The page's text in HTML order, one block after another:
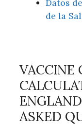
Datos
de la
VACCINE
ASKED